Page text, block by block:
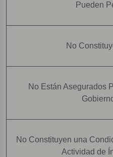
Pueden
No
No Están Asegurados
No Constituyen una
Actividad de